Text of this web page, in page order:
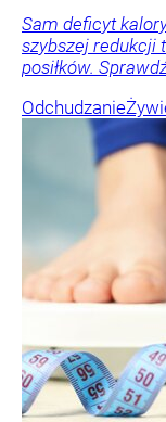
Sam deficyt
szybszej redukcji
posiłków.
Odchudzanie